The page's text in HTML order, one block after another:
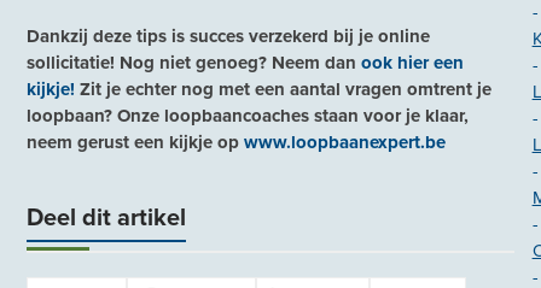
Dankzij deze tips is succes verzekerd bij je online
sollicitatie! Nog niet genoeg? Neem danook hier een
kijkje! Zit je echter nog met een aantal vragen omtrent je
loopbaan? Onze loopbaancoaches staan voor je klaar,
neem gerust een kijkje opwww.loopbaanexpert.be
Deel dit artikel
-
-
-
-
-
-